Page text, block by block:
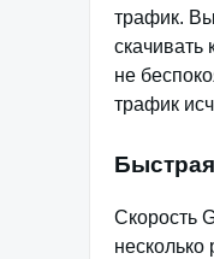
трафик.
скачивать
не
трафик
Скорость